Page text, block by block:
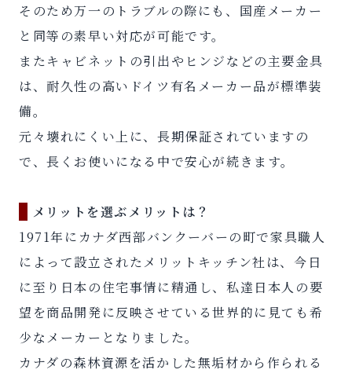
そのため万一のトラブルの際にも、国産メーカー
と同等の素早い対応が可能です。
またキャビネットの引出やヒンジなどの主要金具
は、耐久性の高いドイツ有名メーカー品が標準装
備。
元々壊れにくい上に、長期保証されていますの
で、長くお使いになる中で安心が続きます。
メリットを選ぶメリットは？
1971年にカナダ西部バンクーバーの町で家具職人
によって設立されたメリットキッチン社は、今日
に至り日本の住宅事情に精通し、私達日本人の要
望を商品開発に反映させている世界的に見ても希
少なメーカーとなりました。
カナダの森林資源を活かした無垢材から作られる